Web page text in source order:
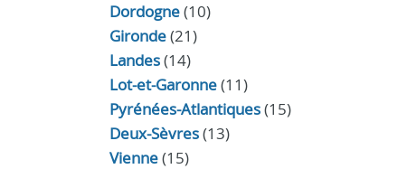
Dordogne(10)
Gironde(21)
Landes(14)
Lot-et-Garonne(11)
Pyrénées-Atlantiques(15)
Deux-Sèvres(13)
Vienne(15)